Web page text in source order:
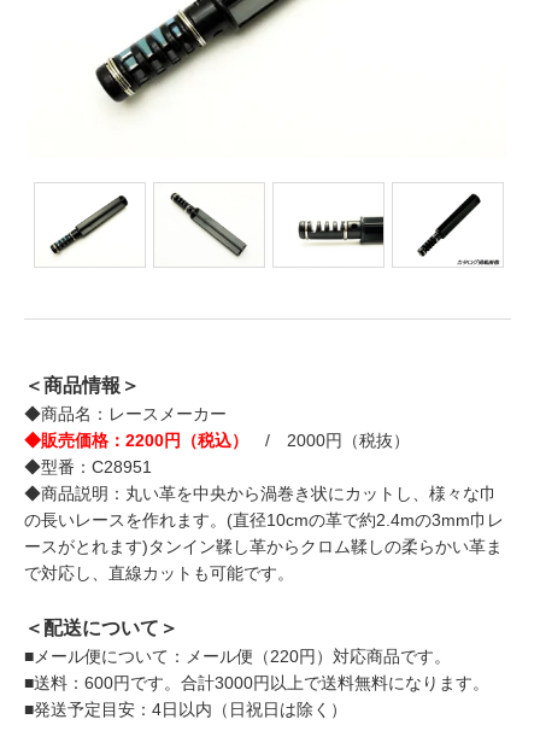
＜商品情報＞
◆商品名：レースメーカー
◆販売価格：2200円（税込）
/ 2000円（税抜）
◆型番：C28951
◆商品説明：丸い革を中央から渦巻き状にカットし、様々な巾
の長いレースを作れます。(直径10cmの革で約2.4mの3mm巾レ
ースがとれます)タンイン鞣し革からクロム鞣しの柔らかい革ま
で対応し、直線カットも可能です。
＜配送について＞
■メール便について：メール便（220円）対応商品です。
■送料：600円です。合計3000円以上で送料無料になります。
■発送予定目安：4日以内（日祝日は除く）